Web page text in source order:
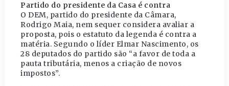
Partido do presidente da Casa é contra
O DEM, partido do presidente da Câmara,
Rodrigo Maia, nem sequer considera avaliar a
proposta, pois o estatuto da legenda é contra a
matéria. Segundo o líder Elmar Nascimento, os
28 deputados do partido são “a favor de toda a
pauta tributária, menos a criação de novos
impostos”.